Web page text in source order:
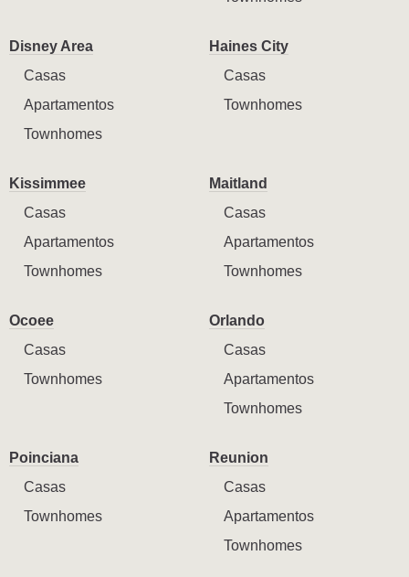
Disney Area
Casas
Apartamentos
Townhomes
Haines City
Casas
Townhomes
Kissimmee
Casas
Apartamentos
Townhomes
Maitland
Casas
Apartamentos
Townhomes
Ocoee
Casas
Townhomes
Orlando
Casas
Apartamentos
Townhomes
Poinciana
Casas
Townhomes
Reunion
Casas
Apartamentos
Townhomes